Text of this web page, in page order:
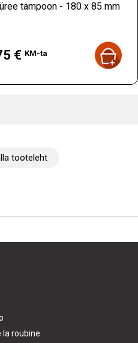
tampoon - 180 x 85 mm
€ KM-ta
tooteleht
la roubine